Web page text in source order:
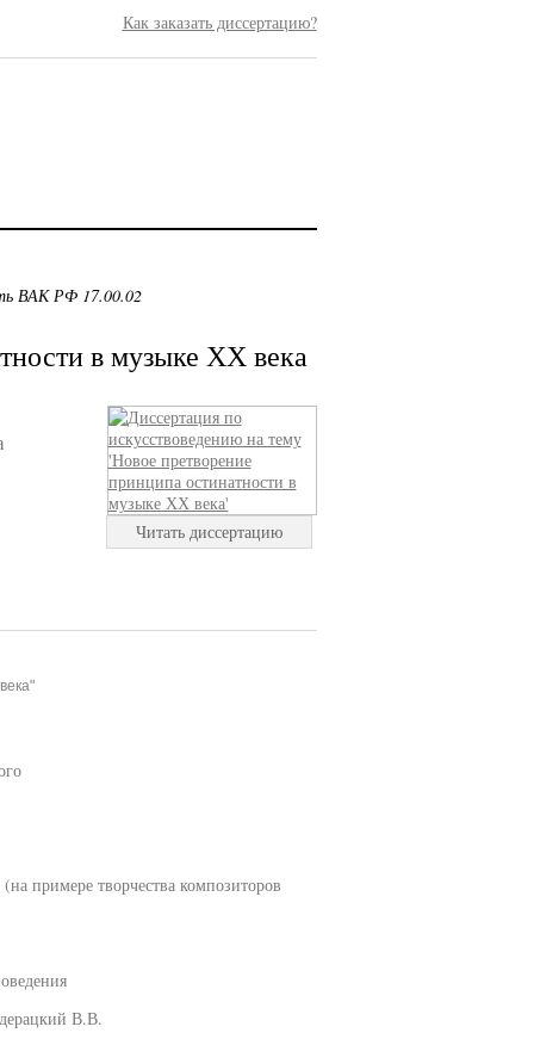
Как заказать диссертацию?
ВАК РФ 17.00.02
в музыке ХХ века
Читать диссертацию
примере творчества композиторов
В.В.